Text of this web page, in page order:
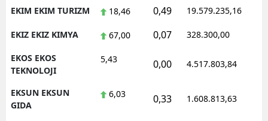
EKIM EKIM TURIZM 18,46 0,49 19.579.235,16
EKIZ EKIZ KIMYA 67,00 0,07 328.300,00
EKOS EKOS
TEKNOLOJI
5,43 0,00 4.517.803,84
EKSUN EKSUN
GIDA
6,03 0,33 1.608.813,63